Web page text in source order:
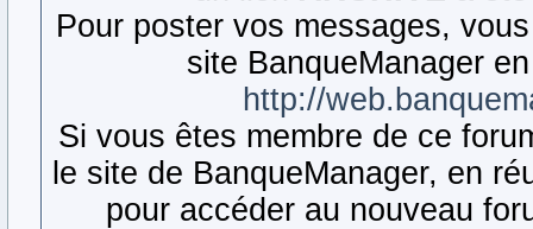
Pour poster vos messages,
site BanqueManager
http://
Si vous êtes membre de ce
le site de BanqueManager, en
pour accéder au nouveau